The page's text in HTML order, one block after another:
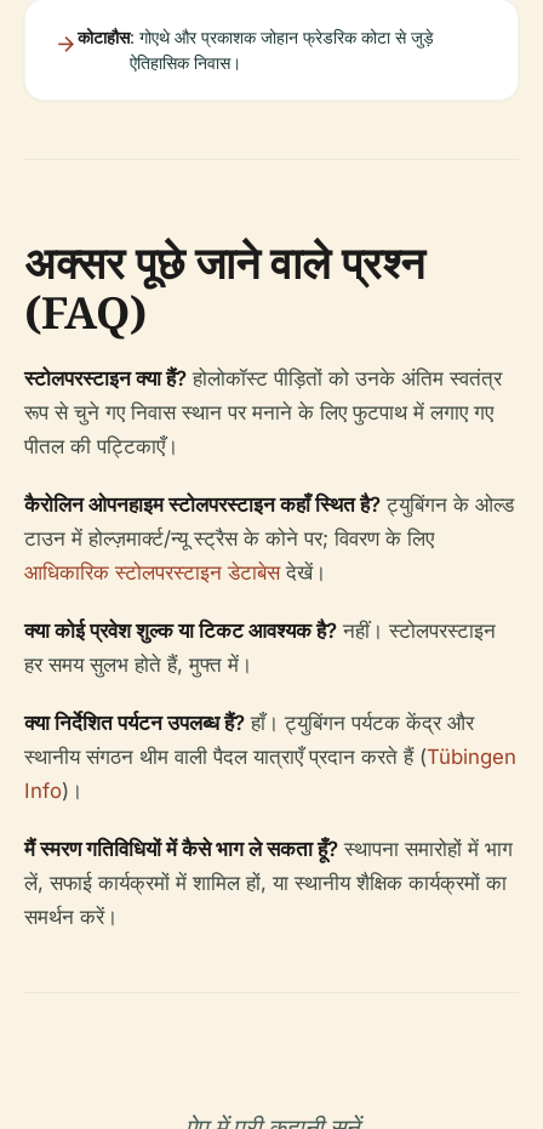
कोटाहौस: गोएथे और प्रकाशक जोहान फ्रेडरिक कोटा से जुड़े
ऐतिहासिक निवास।
अक्सर पूछे जाने वाले प्रश्न
(FAQ)
स्टोलपरस्टाइन क्या हैं? होलोकॉस्ट पीड़ितों को उनके अंतिम स्वतंत्र
रूप से चुने गए निवास स्थान पर मनाने के लिए फुटपाथ में लगाए गए
पीतल की पट्टिकाएँ।
कैरोलिन ओपनहाइम स्टोलपरस्टाइन कहाँ स्थित है? ट्युबिंगन के ओल्ड
टाउन में होल्ज़मार्क्ट/न्यू स्ट्रैस के कोने पर; विवरण के लिए
आधिकारिक स्टोलपरस्टाइन डेटाबेसदेखें।
क्या कोई प्रवेश शुल्क या टिकट आवश्यक है? नहीं। स्टोलपरस्टाइन
हर समय सुलभ होते हैं, मुफ्त में।
क्या निर्देशित पर्यटन उपलब्ध हैं? हाँ। ट्युबिंगन पर्यटक केंद्र और
स्थानीय संगठन थीम वाली पैदल यात्राएँ प्रदान करते हैं (Tübingen
Info)।
मैं स्मरण गतिविधियों में कैसे भाग ले सकता हूँ? स्थापना समारोहों में भाग
लें, सफाई कार्यक्रमों में शामिल हों, या स्थानीय शैक्षिक कार्यक्रमों का
समर्थन करें।